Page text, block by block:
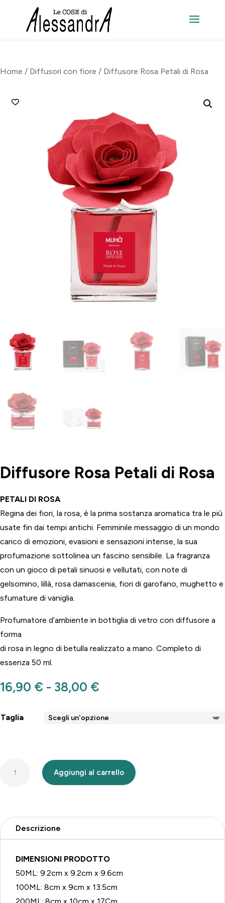
Home / Diffusori con fiore / Diffusore Rosa Petali di Rosa
Diffusore Rosa Petali di Rosa
PETALI DI ROSA
Regina dei fiori, la rosa, è la prima sostanza aromatica tra le più
usate fin dai tempi antichi. Femminile messaggio di un mondo
carico di emozioni, evasioni e sensazioni intense, la sua
profumazione sottolinea un fascino sensibile. La fragranza
con un gioco di petali sinuosi e vellutati, con note di
gelsomino, lillà, rosa damascenia, fiori di garofano, mughetto e
sfumature di vaniglia.
Profumatore d’ambiente in bottiglia di vetro con diffusore a
forma
di rosa in legno di betulla realizzato a mano. Completo di
essenza 50 ml.
16,90 € - 38,00 €
prezzo:
a
38,00 €
Taglia
Rosa
Aggiungi al carrello
Descrizione
DIMENSIONI PRODOTTO
50ML: 9.2cm x 9.2cm x 9.6cm
100ML: 8cm x 9cm x 13.5cm